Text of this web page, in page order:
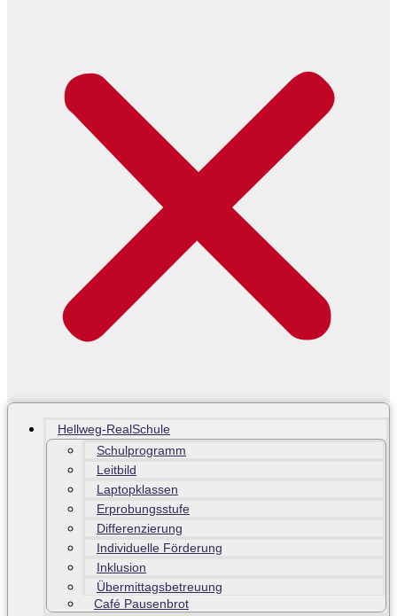
Hellweg-RealSchule
Schulprogramm
Leitbild
Laptopklassen
Erprobungsstufe
Differenzierung
Individuelle Förderung
Inklusion
Übermittagsbetreuung
Café Pausenbrot